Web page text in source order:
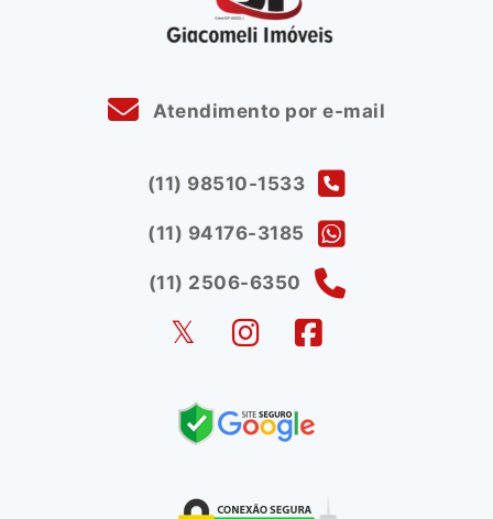
Atendimento por e-mail
(11) 98510-1533
(11) 94176-3185
(11) 2506-6350